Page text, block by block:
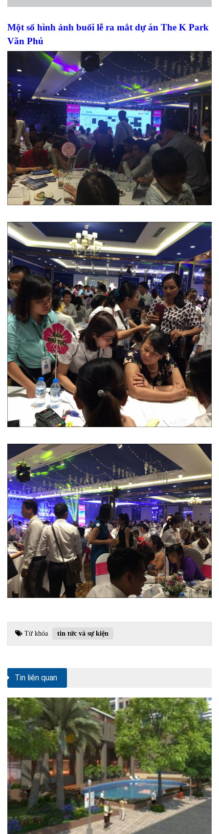
Một số hình ảnh buổi lễ ra mắt dự án The K Park
Văn Phú
Từ khóa tin tức và sự kiện
Tin liên quan